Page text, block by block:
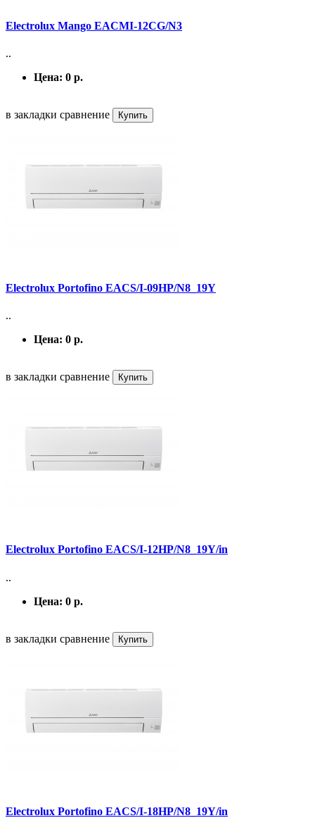
Electrolux Mango EACMI-12CG/N3
..
Цена: 0 р.
в закладки сравнение Купить
Electrolux Portofino EACS/I-09HP/N8_19Y
..
Цена: 0 р.
в закладки сравнение Купить
Electrolux Portofino EACS/I-12HP/N8_19Y/in
..
Цена: 0 р.
в закладки сравнение Купить
Electrolux Portofino EACS/I-18HP/N8_19Y/in